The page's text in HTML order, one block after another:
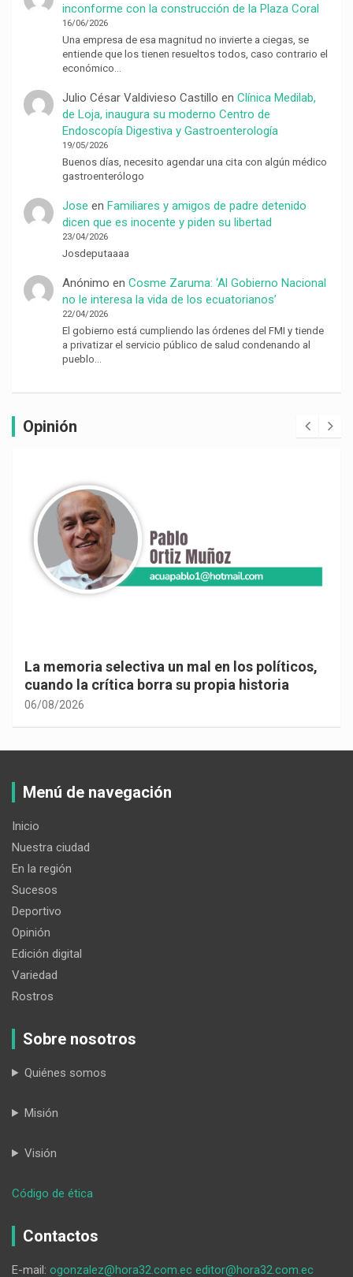
inconforme con la construcción de la Plaza Coral
16/06/2026
Una empresa de esa magnitud no invierte a ciegas, se
entiende que los tienen resueltos todos, caso contrario el
económico…
Julio César Valdivieso Castillo en Clínica Medilab,
de Loja, inaugura su moderno Centro de
Endoscopía Digestiva y Gastroenterología
19/05/2026
Buenos días, necesito agendar una cita con algún médico
gastroenterólogo
Jose en Familiares y amigos de padre detenido
dicen que es inocente y piden su libertad
23/04/2026
Josdeputaaaa
Anónimo en Cosme Zaruma: ‘Al Gobierno Nacional
no le interesa la vida de los ecuatorianos’
22/04/2026
El gobierno está cumpliendo las órdenes del FMI y tiende
a privatizar el servicio público de salud condenando al
pueblo…
Opinión
La memoria selectiva un mal en los políticos,
cuando la crítica borra su propia historia
06/08/2026
Menú de navegación
Inicio
Nuestra ciudad
En la región
Sucesos
Deportivo
Opinión
Edición digital
Variedad
Rostros
Sobre nosotros
Quiénes somos
Misión
Visión
Código de ética
02-
Contactos
E-mail: ogonzalez@hora32.com.ec editor@hora32.com.ec